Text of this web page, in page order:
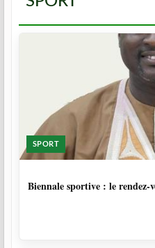
SPORT
Biennale sportive : le rendez-